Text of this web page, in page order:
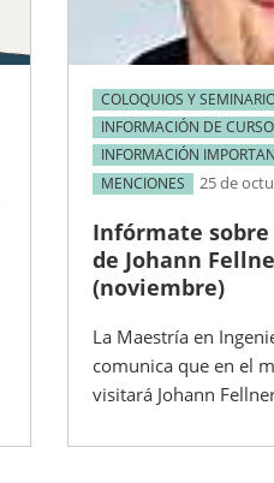
COLOQUIOS Y
INFORMACIÓN DE
INFORMACIÓN
MENCIONES
25 de
Infórmate
de Johann
(noviembre)
La Maestría en
comunica que en el
visitará Johann